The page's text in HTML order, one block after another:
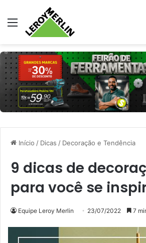
Menu
Início / Dicas / Decoração e Tendência
9 dicas de
para você se
Equipe Leroy Merlin 23/07/2022 7